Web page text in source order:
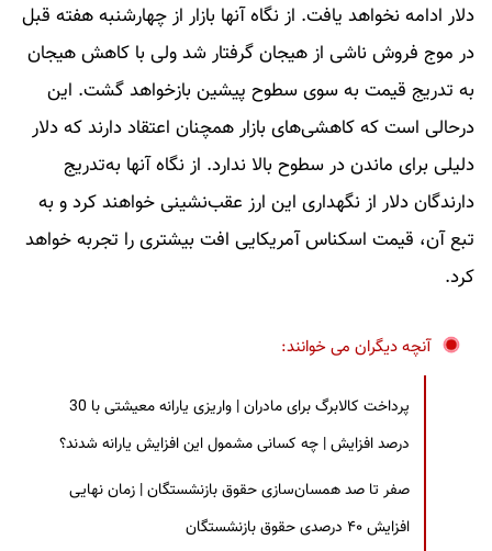
دلار ادامه نخواهد یافت. از نگاه آنها بازار از چهارشنبه هفته قبل
در موج فروش ناشی از هیجان گرفتار شد ولی با کاهش هیجان
به تدریج قیمت به سوی سطوح پیشین بازخواهد گشت. این
درحالی است که کاهشی‌های بازار همچنان اعتقاد دارند که دلار
دلیلی برای ماندن در سطوح بالا ندارد. از نگاه آنها به‌تدریج
دارندگان دلار از نگهداری این ارز عقب‌نشینی خواهند کرد و به
تبع آن، قیمت اسکناس آمریکایی افت بیشتری را تجربه خواهد
کرد.
آنچه دیگران می خوانند:
پرداخت کالابرگ برای مادران | واریزی یارانه معیشتی با 30
درصد افزایش | چه کسانی مشمول این افزایش یارانه شدند؟
صفر تا صد همسان‌سازی حقوق بازنشستگان | زمان نهایی
افزایش ۴۰ درصدی حقوق بازنشستگان